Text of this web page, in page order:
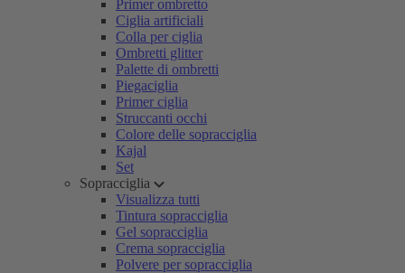
Primer ombretto
Ciglia artificiali
Colla per ciglia
Ombretti glitter
Palette di ombretti
Piegaciglia
Primer ciglia
Struccanti occhi
Colore delle sopracciglia
Kajal
Set
Sopracciglia
Visualizza tutti
Tintura sopracciglia
Gel sopracciglia
Crema sopracciglia
Polvere per sopracciglia